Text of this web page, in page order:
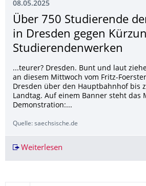
08.05.2025
Über 750 Studierende
in Dresden gegen
Studierendenwerken
...teurer? Dresden. Bunt und laut
an diesem Mittwoch vom Fritz-
Dresden über den Hauptbahnhof bis
Landtag. Auf einem Banner steht das
Demonstration:...
Quelle: saechsische.de
Weiterlesen